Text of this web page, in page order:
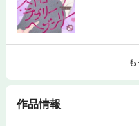
作品情報